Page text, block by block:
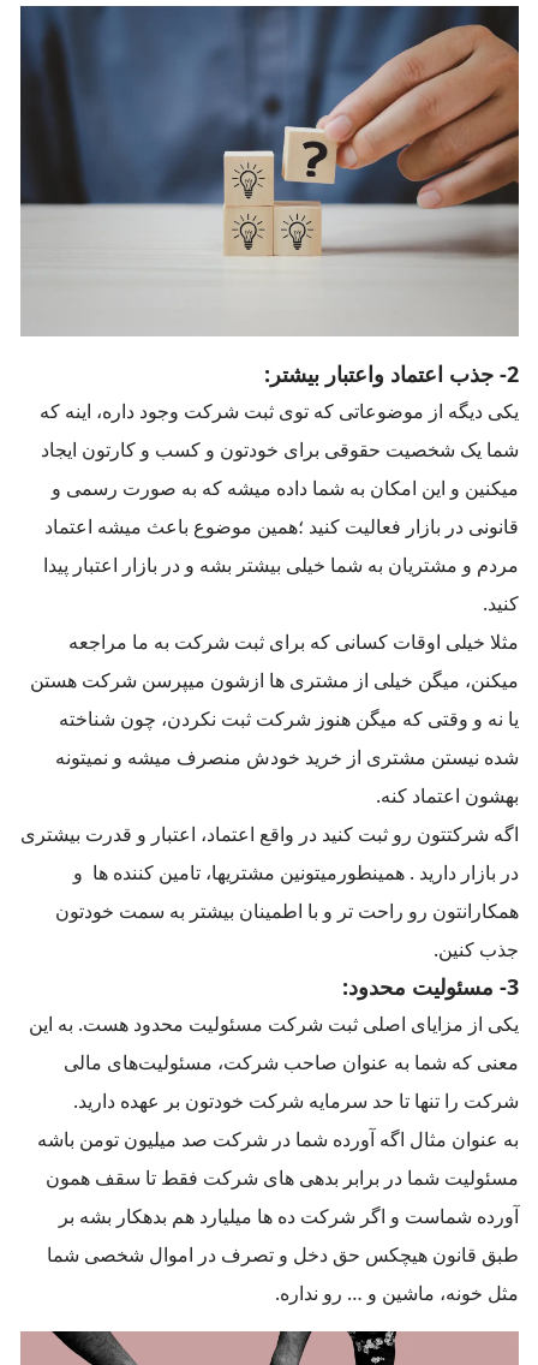
2- جذب اعتماد واعتبار بیشتر:
یکی دیگه از موضوعاتی که توی ثبت شرکت وجود داره، اینه که
شما یک شخصیت حقوقی برای خودتون و کسب و کارتون ایجاد
میکنین و این امکان به شما داده میشه که به صورت رسمی و
قانونی در بازار فعالیت کنید ؛همین موضوع باعث میشه اعتماد
مردم و مشتریان به شما خیلی بیشتر بشه و در بازار اعتبار پیدا
کنید.
مثلا خیلی اوقات کسانی که برای ثبت شرکت به ما مراجعه
میکنن، میگن خیلی از مشتری ها ازشون میپرسن شرکت هستن
یا نه و وقتی که میگن هنوز شرکت ثبت نکردن، چون شناخته
شده نیستن مشتری از خرید خودش منصرف میشه و نمیتونه
بهشون اعتماد کنه.
اگه شرکتتون رو ثبت کنید در واقع اعتماد، اعتبار و قدرت بیشتری
در بازار دارید . همینطورمیتونین مشتریها، تامین کننده ها و
همکارانتون رو راحت تر و با اطمینان بیشتر به سمت خودتون
جذب کنین.
3- مسئولیت محدود:
یکی از مزایای اصلی ثبت شرکت مسئولیت محدود هست. به این
معنی که شما به عنوان صاحب شرکت، مسئولیت‌های مالی
شرکت را تنها تا حد سرمایه شرکت خودتون بر عهده دارید.
به عنوان مثال اگه آورده شما در شرکت صد میلیون تومن باشه
مسئولیت شما در برابر بدهی های شرکت فقط تا سقف همون
آورده شماست و اگر شرکت ده ها میلیارد هم بدهکار بشه بر
طبق قانون هیچکس حق دخل و تصرف در اموال شخصی شما
مثل خونه، ماشین و … رو نداره.